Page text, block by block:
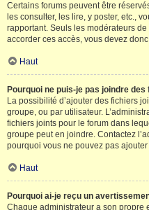
Certains forums peuvent être
les consulter, les lire, y poster, etc.,
rapportant. Seuls les modérateurs
accorder ces accès, vous devez
Haut
Pourquoi ne puis-je pas joindre
La possibilité d’ajouter des fichiers
groupe, ou par utilisateur.
fichiers joints pour le forum dans
groupe peut en joindre. Contactez
pourquoi vous ne pouvez pas
Haut
Pourquoi ai-je reçu un
Chaque administrateur a son propre